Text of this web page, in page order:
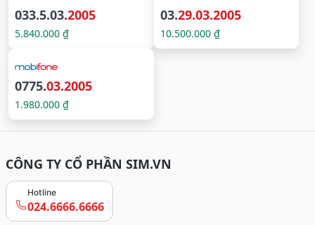
033.5.03.2005
5.840.000 ₫
03.29.03.2005
10.500.000 ₫
0775.03.2005
1.980.000 ₫
CÔNG TY CỔ PHẦN SIM.VN
Hotline
024.6666.6666